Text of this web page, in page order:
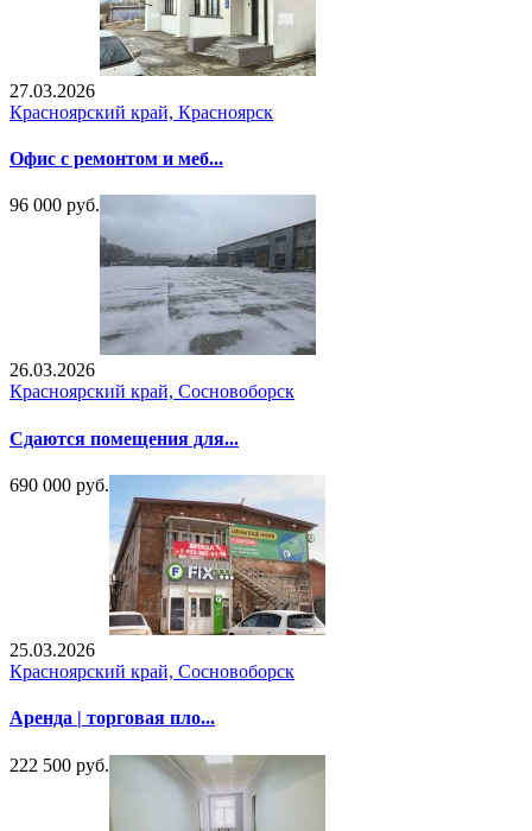
27.03.2026
Красноярский край, Красноярск
Офис с ремонтом и меб...
96 000 руб.
26.03.2026
Красноярский край, Сосновоборск
Сдаются помещения для...
690 000 руб.
25.03.2026
Красноярский край, Сосновоборск
Аренда | торговая пло...
222 500 руб.